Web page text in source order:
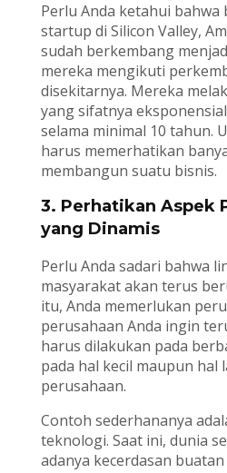
Perlu Anda ketahui bahwa
startup di Silicon Valley,
sudah berkembang
mereka mengikuti
disekitarnya. Mereka
yang sifatnya
selama minimal 10 tahun.
harus memerhatikan
membangun suatu bisnis.
3. Perhatikan Aspek
yang Dinamis
Perlu Anda sadari bahwa
masyarakat akan terus
itu, Anda memerlukan
perusahaan Anda ingin
harus dilakukan pada
pada hal kecil maupun hal
perusahaan.
Contoh sederhananya
teknologi. Saat ini, dunia
adanya kecerdasan